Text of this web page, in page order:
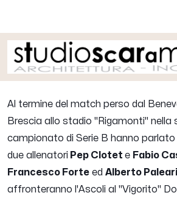
Al termine del match perso dal
Brescia allo stadio "Rigamonti" nella
campionato di Serie B hanno
due allenatori Pep Clotet e Fabio
Francesco Forte ed Alberto Paleari
affronteranno l'Ascoli al "Vigorito"